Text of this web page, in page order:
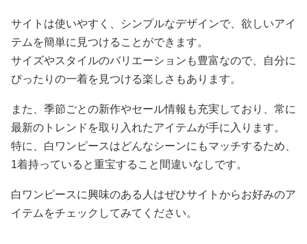
サイトは使いやすく、シンプルなデザインで、欲しいアイ
テムを簡単に見つけることができます。
サイズやスタイルのバリエーションも豊富なので、自分に
ぴったりの一着を見つける楽しさもあります。
また、季節ごとの新作やセール情報も充実しており、常に
最新のトレンドを取り入れたアイテムが手に入ります。
特に、白ワンピースはどんなシーンにもマッチするため、
1着持っていると重宝すること間違いなしです。
白ワンピースに興味のある人はぜひサイトからお好みのア
イテムをチェックしてみてください。